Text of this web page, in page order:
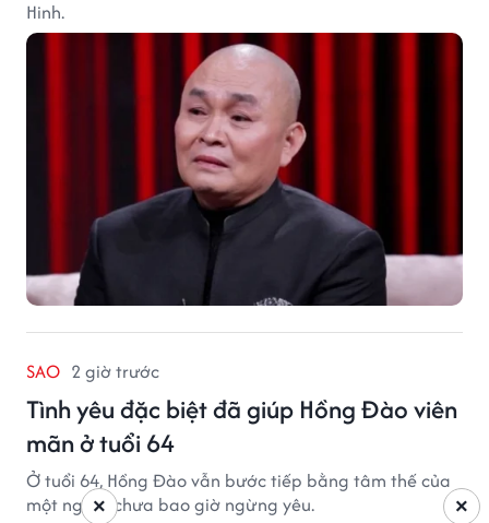
Hinh.
SAO 2 giờ trước
Tình yêu đặc biệt đã giúp Hồng Đào viên
mãn ở tuổi 64
Ở tuổi 64, Hồng Đào vẫn bước tiếp bằng tâm thế của
một người chưa bao giờ ngừng yêu.
×
×